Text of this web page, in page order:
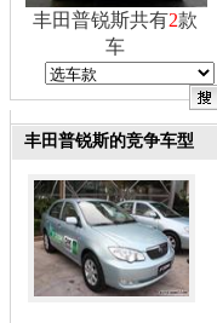
丰田普锐斯共有2款
车
丰田普锐斯的竞争车型